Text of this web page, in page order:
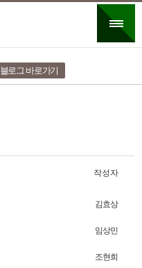
블로그 바로가기
작성자
김효상
임상민
조현희